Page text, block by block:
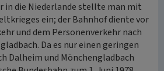
in die Niederlande stellte man mit
ein; der Bahnhof diente vor
und dem Personenverkehr nach
Da es nur einen geringen
Dalheim und Mönchengladbach